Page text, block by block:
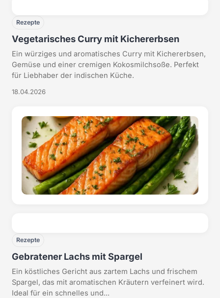
Rezepte
Vegetarisches Curry mit Kichererbsen
Ein würziges und aromatisches Curry mit Kichererbsen,
Gemüse und einer cremigen Kokosmilchsoße. Perfekt
für Liebhaber der indischen Küche.
18.04.2026
Rezepte
Gebratener Lachs mit Spargel
Ein köstliches Gericht aus zartem Lachs und frischem
Spargel, das mit aromatischen Kräutern verfeinert wird.
Ideal für ein schnelles und...